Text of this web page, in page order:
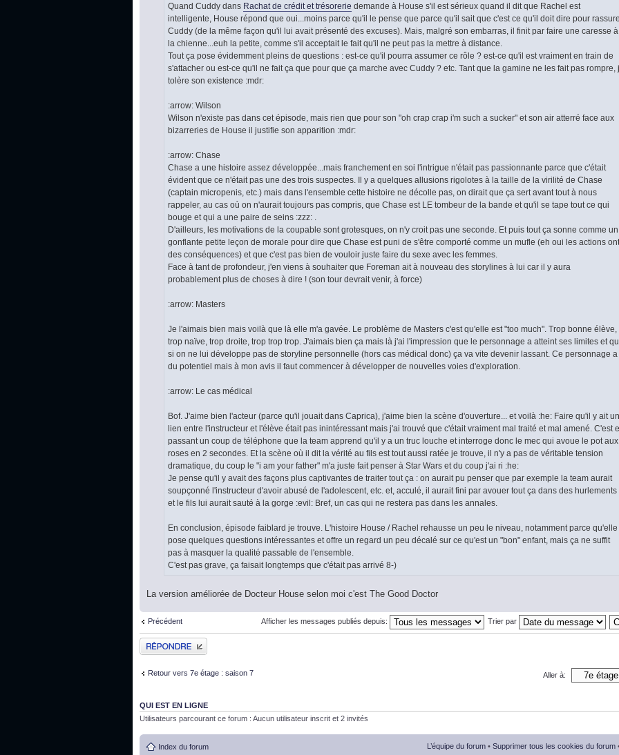
Quand Cuddy dans Rachat de crédit et trésorerie demande à House s'il est sérieux quand il dit que Rachel est
intelligente, House répond que oui...moins parce qu'il le pense que parce qu'il sait que c'est ce qu'il doit dire pour
Cuddy (de la même façon qu'il lui avait présenté des excuses). Mais, malgré son embarras, il finit par faire une caresse à
la chienne...euh la petite, comme s'il acceptait le fait qu'il ne peut pas la mettre à distance.
Tout ça pose évidemment pleins de questions : est-ce qu'il pourra assumer ce rôle ? est-ce qu'il est vraiment en train de
s'attacher ou est-ce qu'il ne fait ça que pour que ça marche avec Cuddy ? etc. Tant que la gamine ne les fait pas rompre,
tolère son existence :mdr:
:arrow: Wilson
Wilson n'existe pas dans cet épisode, mais rien que pour son "oh crap crap i'm such a sucker" et son air atterré face aux
bizarreries de House il justifie son apparition :mdr:
:arrow: Chase
Chase a une histoire assez développée...mais franchement en soi l'intrigue n'était pas passionnante parce que c'était
évident que ce n'était pas une des trois suspectes. Il y a quelques allusions rigolotes à la taille de la virilité de Chase
(captain micropenis, etc.) mais dans l'ensemble cette histoire ne décolle pas, on dirait que ça sert avant tout à nous
rappeler, au cas où on n'aurait toujours pas compris, que Chase est LE tombeur de la bande et qu'il se tape tout ce qui
bouge et qui a une paire de seins :zzz: .
D'ailleurs, les motivations de la coupable sont grotesques, on n'y croit pas une seconde. Et puis tout ça sonne comme un
gonflante petite leçon de morale pour dire que Chase est puni de s'être comporté comme un mufle (eh oui les actions ont
des conséquences) et que c'est pas bien de vouloir juste faire du sexe avec les femmes.
Face à tant de profondeur, j'en viens à souhaiter que Foreman ait à nouveau des storylines à lui car il y aura
probablement plus de choses à dire ! (son tour devrait venir, à force)
:arrow: Masters
Je l'aimais bien mais voilà que là elle m'a gavée. Le problème de Masters c'est qu'elle est "too much". Trop bonne élève,
trop naïve, trop droite, trop trop trop. J'aimais bien ça mais là j'ai l'impression que le personnage a atteint ses limites et
si on ne lui développe pas de storyline personnelle (hors cas médical donc) ça va vite devenir lassant. Ce personnage a
du potentiel mais à mon avis il faut commencer à développer de nouvelles voies d'exploration.
:arrow: Le cas médical
Bof. J'aime bien l'acteur (parce qu'il jouait dans Caprica), j'aime bien la scène d'ouverture... et voilà :he: Faire qu'il y ait un
lien entre l'instructeur et l'élève était pas inintéressant mais j'ai trouvé que c'était vraiment mal traité et mal amené. C'est
passant un coup de téléphone que la team apprend qu'il y a un truc louche et interroge donc le mec qui avoue le pot aux
roses en 2 secondes. Et la scène où il dit la vérité au fils est tout aussi ratée je trouve, il n'y a pas de véritable tension
dramatique, du coup le "i am your father" m'a juste fait penser à Star Wars et du coup j'ai ri :he:
Je pense qu'il y avait des façons plus captivantes de traiter tout ça : on aurait pu penser que par exemple la team aurait
soupçonné l'instructeur d'avoir abusé de l'adolescent, etc. et, acculé, il aurait fini par avouer tout ça dans des hurlements
et le fils lui aurait sauté à la gorge :evil: Bref, un cas qui ne restera pas dans les annales.
En conclusion, épisode faiblard je trouve. L'histoire House / Rachel rehausse un peu le niveau, notamment parce qu'elle
pose quelques questions intéressantes et offre un regard un peu décalé sur ce qu'est un "bon" enfant, mais ça ne suffit
pas à masquer la qualité passable de l'ensemble.
C'est pas grave, ça faisait longtemps que c'était pas arrivé 8-)
La version améliorée de Docteur House selon moi c'est The Good Doctor
Précédent Afficher les messages publiés depuis: Trier par
Publier une réponse
Retour vers 7e étage : saison 7 Aller à:
QUI EST EN LIGNE
Utilisateurs parcourant ce forum : Aucun utilisateur inscrit et 2 invités
Index du forum L’équipe du forum • Supprimer tous les cookies du forum